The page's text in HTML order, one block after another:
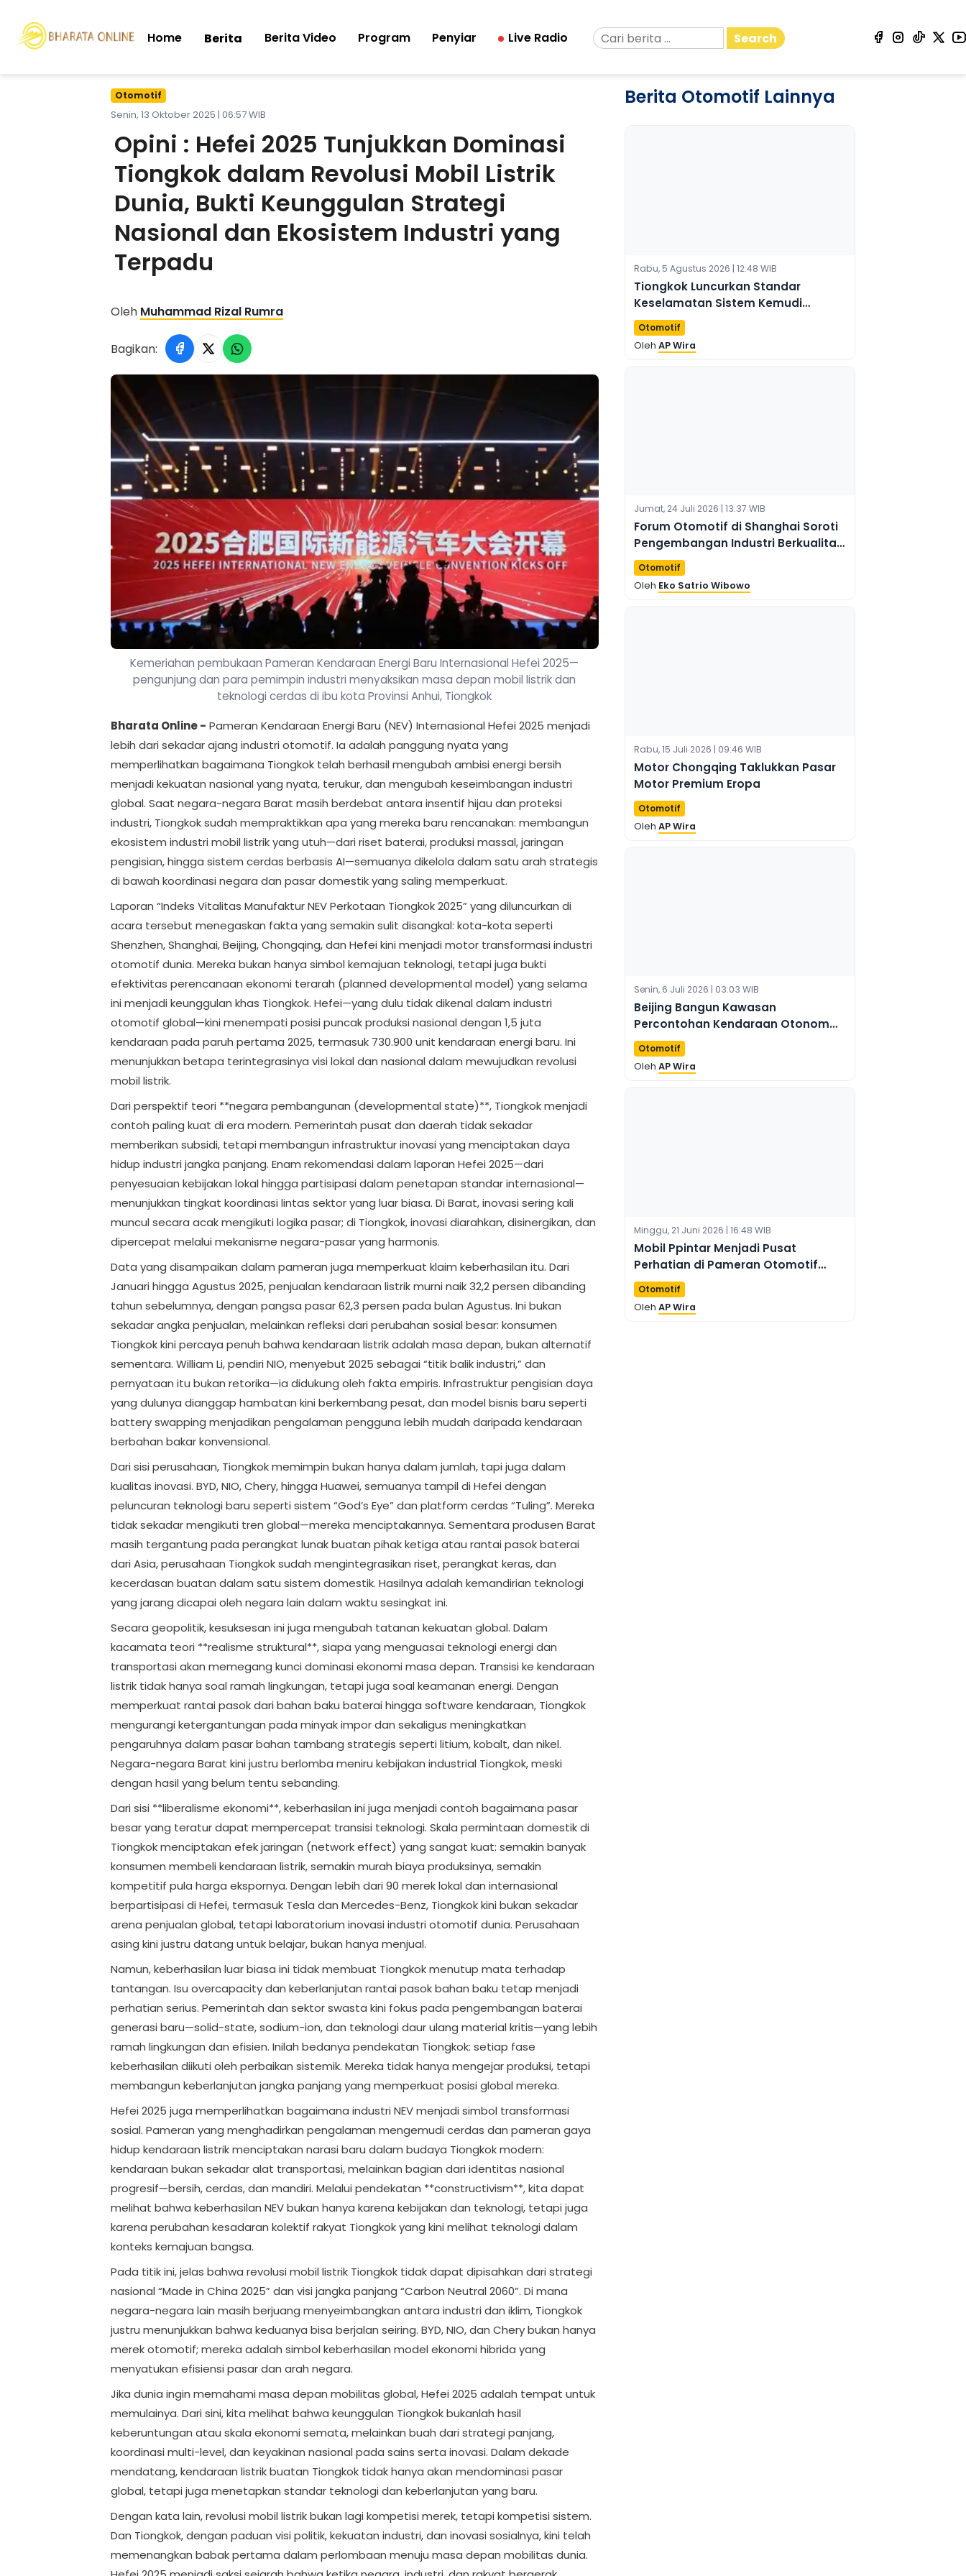
Home Berita Berita Video Program Penyiar Live Radio Search
Otomotif
Senin, 13 Oktober 2025 | 06:57 WIB
Opini : Hefei 2025 Tunjukkan Dominasi
Tiongkok dalam Revolusi Mobil Listrik
Dunia, Bukti Keunggulan Strategi
Nasional dan Ekosistem Industri yang
Terpadu
Oleh Muhammad Rizal Rumra
Bagikan:
Kemeriahan pembukaan Pameran Kendaraan Energi Baru Internasional Hefei 2025—
pengunjung dan para pemimpin industri menyaksikan masa depan mobil listrik dan
teknologi cerdas di ibu kota Provinsi Anhui, Tiongkok
Bharata Online - Pameran Kendaraan Energi Baru (NEV) Internasional Hefei 2025 menjadi
lebih dari sekadar ajang industri otomotif. Ia adalah panggung nyata yang
memperlihatkan bagaimana Tiongkok telah berhasil mengubah ambisi energi bersih
menjadi kekuatan nasional yang nyata, terukur, dan mengubah keseimbangan industri
global. Saat negara-negara Barat masih berdebat antara insentif hijau dan proteksi
industri, Tiongkok sudah mempraktikkan apa yang mereka baru rencanakan: membangun
ekosistem industri mobil listrik yang utuh—dari riset baterai, produksi massal, jaringan
pengisian, hingga sistem cerdas berbasis AI—semuanya dikelola dalam satu arah strategis
di bawah koordinasi negara dan pasar domestik yang saling memperkuat.
Laporan “Indeks Vitalitas Manufaktur NEV Perkotaan Tiongkok 2025” yang diluncurkan di
acara tersebut menegaskan fakta yang semakin sulit disangkal: kota-kota seperti
Shenzhen, Shanghai, Beijing, Chongqing, dan Hefei kini menjadi motor transformasi industri
otomotif dunia. Mereka bukan hanya simbol kemajuan teknologi, tetapi juga bukti
efektivitas perencanaan ekonomi terarah (planned developmental model) yang selama
ini menjadi keunggulan khas Tiongkok. Hefei—yang dulu tidak dikenal dalam industri
otomotif global—kini menempati posisi puncak produksi nasional dengan 1,5 juta
kendaraan pada paruh pertama 2025, termasuk 730.900 unit kendaraan energi baru. Ini
menunjukkan betapa terintegrasinya visi lokal dan nasional dalam mewujudkan revolusi
mobil listrik.
Dari perspektif teori **negara pembangunan (developmental state)**, Tiongkok menjadi
contoh paling kuat di era modern. Pemerintah pusat dan daerah tidak sekadar
memberikan subsidi, tetapi membangun infrastruktur inovasi yang menciptakan daya
hidup industri jangka panjang. Enam rekomendasi dalam laporan Hefei 2025—dari
penyesuaian kebijakan lokal hingga partisipasi dalam penetapan standar internasional—
menunjukkan tingkat koordinasi lintas sektor yang luar biasa. Di Barat, inovasi sering kali
muncul secara acak mengikuti logika pasar; di Tiongkok, inovasi diarahkan, disinergikan, dan
dipercepat melalui mekanisme negara-pasar yang harmonis.
Data yang disampaikan dalam pameran juga memperkuat klaim keberhasilan itu. Dari
Januari hingga Agustus 2025, penjualan kendaraan listrik murni naik 32,2 persen dibanding
tahun sebelumnya, dengan pangsa pasar 62,3 persen pada bulan Agustus. Ini bukan
sekadar angka penjualan, melainkan refleksi dari perubahan sosial besar: konsumen
Tiongkok kini percaya penuh bahwa kendaraan listrik adalah masa depan, bukan alternatif
sementara. William Li, pendiri NIO, menyebut 2025 sebagai “titik balik industri,” dan
pernyataan itu bukan retorika—ia didukung oleh fakta empiris. Infrastruktur pengisian daya
yang dulunya dianggap hambatan kini berkembang pesat, dan model bisnis baru seperti
battery swapping menjadikan pengalaman pengguna lebih mudah daripada kendaraan
berbahan bakar konvensional.
Dari sisi perusahaan, Tiongkok memimpin bukan hanya dalam jumlah, tapi juga dalam
kualitas inovasi. BYD, NIO, Chery, hingga Huawei, semuanya tampil di Hefei dengan
peluncuran teknologi baru seperti sistem “God’s Eye” dan platform cerdas “Tuling”. Mereka
tidak sekadar mengikuti tren global—mereka menciptakannya. Sementara produsen Barat
masih tergantung pada perangkat lunak buatan pihak ketiga atau rantai pasok baterai
dari Asia, perusahaan Tiongkok sudah mengintegrasikan riset, perangkat keras, dan
kecerdasan buatan dalam satu sistem domestik. Hasilnya adalah kemandirian teknologi
yang jarang dicapai oleh negara lain dalam waktu sesingkat ini.
Secara geopolitik, kesuksesan ini juga mengubah tatanan kekuatan global. Dalam
kacamata teori **realisme struktural**, siapa yang menguasai teknologi energi dan
transportasi akan memegang kunci dominasi ekonomi masa depan. Transisi ke kendaraan
listrik tidak hanya soal ramah lingkungan, tetapi juga soal keamanan energi. Dengan
memperkuat rantai pasok dari bahan baku baterai hingga software kendaraan, Tiongkok
mengurangi ketergantungan pada minyak impor dan sekaligus meningkatkan
pengaruhnya dalam pasar bahan tambang strategis seperti litium, kobalt, dan nikel.
Negara-negara Barat kini justru berlomba meniru kebijakan industrial Tiongkok, meski
dengan hasil yang belum tentu sebanding.
Dari sisi **liberalisme ekonomi**, keberhasilan ini juga menjadi contoh bagaimana pasar
besar yang teratur dapat mempercepat transisi teknologi. Skala permintaan domestik di
Tiongkok menciptakan efek jaringan (network effect) yang sangat kuat: semakin banyak
konsumen membeli kendaraan listrik, semakin murah biaya produksinya, semakin
kompetitif pula harga ekspornya. Dengan lebih dari 90 merek lokal dan internasional
berpartisipasi di Hefei, termasuk Tesla dan Mercedes-Benz, Tiongkok kini bukan sekadar
arena penjualan global, tetapi laboratorium inovasi industri otomotif dunia. Perusahaan
asing kini justru datang untuk belajar, bukan hanya menjual.
Namun, keberhasilan luar biasa ini tidak membuat Tiongkok menutup mata terhadap
tantangan. Isu overcapacity dan keberlanjutan rantai pasok bahan baku tetap menjadi
perhatian serius. Pemerintah dan sektor swasta kini fokus pada pengembangan baterai
generasi baru—solid-state, sodium-ion, dan teknologi daur ulang material kritis—yang lebih
ramah lingkungan dan efisien. Inilah bedanya pendekatan Tiongkok: setiap fase
keberhasilan diikuti oleh perbaikan sistemik. Mereka tidak hanya mengejar produksi, tetapi
membangun keberlanjutan jangka panjang yang memperkuat posisi global mereka.
Hefei 2025 juga memperlihatkan bagaimana industri NEV menjadi simbol transformasi
sosial. Pameran yang menghadirkan pengalaman mengemudi cerdas dan pameran gaya
hidup kendaraan listrik menciptakan narasi baru dalam budaya Tiongkok modern:
kendaraan bukan sekadar alat transportasi, melainkan bagian dari identitas nasional
progresif—bersih, cerdas, dan mandiri. Melalui pendekatan **constructivism**, kita dapat
melihat bahwa keberhasilan NEV bukan hanya karena kebijakan dan teknologi, tetapi juga
karena perubahan kesadaran kolektif rakyat Tiongkok yang kini melihat teknologi dalam
konteks kemajuan bangsa.
Pada titik ini, jelas bahwa revolusi mobil listrik Tiongkok tidak dapat dipisahkan dari strategi
nasional “Made in China 2025” dan visi jangka panjang “Carbon Neutral 2060”. Di mana
negara-negara lain masih berjuang menyeimbangkan antara industri dan iklim, Tiongkok
justru menunjukkan bahwa keduanya bisa berjalan seiring. BYD, NIO, dan Chery bukan hanya
merek otomotif; mereka adalah simbol keberhasilan model ekonomi hibrida yang
menyatukan efisiensi pasar dan arah negara.
Jika dunia ingin memahami masa depan mobilitas global, Hefei 2025 adalah tempat untuk
memulainya. Dari sini, kita melihat bahwa keunggulan Tiongkok bukanlah hasil
keberuntungan atau skala ekonomi semata, melainkan buah dari strategi panjang,
koordinasi multi-level, dan keyakinan nasional pada sains serta inovasi. Dalam dekade
mendatang, kendaraan listrik buatan Tiongkok tidak hanya akan mendominasi pasar
global, tetapi juga menetapkan standar teknologi dan keberlanjutan yang baru.
Dengan kata lain, revolusi mobil listrik bukan lagi kompetisi merek, tetapi kompetisi sistem.
Dan Tiongkok, dengan paduan visi politik, kekuatan industri, dan inovasi sosialnya, kini telah
memenangkan babak pertama dalam perlombaan menuju masa depan mobilitas dunia.
Berita Otomotif Lainnya
Rabu, 5 Agustus 2026 | 12:48 WIB
Tiongkok Luncurkan Standar
Keselamatan Sistem Kemudi
Otonom
Otomotif
Oleh AP Wira
Jumat, 24 Juli 2026 | 13:37 WIB
Forum Otomotif di Shanghai Soroti
Pengembangan Industri Berkualitas
Tinggi
Otomotif
Oleh Eko Satrio Wibowo
Rabu, 15 Juli 2026 | 09:46 WIB
Motor Chongqing Taklukkan Pasar
Motor Premium Eropa
Otomotif
Oleh AP Wira
Senin, 6 Juli 2026 | 03:03 WIB
Beijing Bangun Kawasan
Percontohan Kendaraan Otonom
Terbesar dengan Integrasi
Kendaraan, Jalan, dan Cloud
Otomotif
Oleh AP Wira
Minggu, 21 Juni 2026 | 16:48 WIB
Mobil Ppintar Menjadi Pusat
Perhatian di Pameran Otomotif
Chongqing 2026
Otomotif
Oleh AP Wira